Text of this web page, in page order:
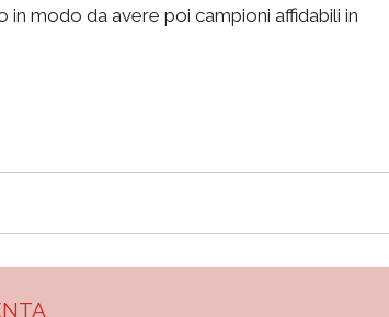
modo da avere poi campioni affidabili in